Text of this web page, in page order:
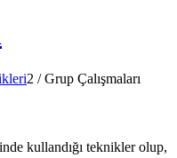
2 / Grup Çalışmaları
kullandığı teknikler olup,